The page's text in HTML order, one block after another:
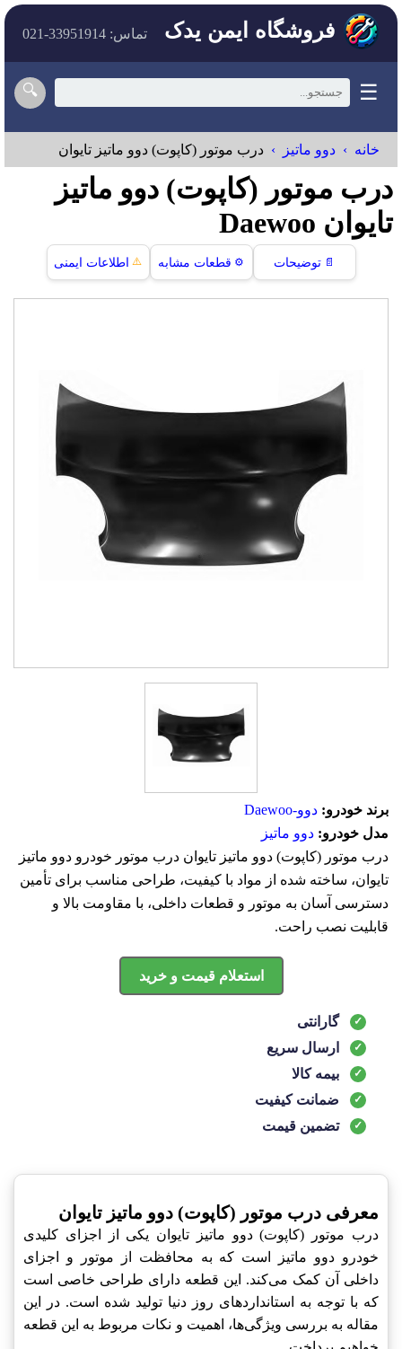
فروشگاه ایمن یدک تماس: 33951914-021
☰
🔍
خانه دوو ماتیز درب موتور (کاپوت) دوو ماتیز تایوان
درب موتور (کاپوت) دوو ماتیز
تایوان Daewoo
📄 توضیحات ⚙️ قطعات مشابه ⚠️ اطلاعات ایمنی
برند خودرو: دوو-Daewoo
مدل خودرو: دوو ماتیز
درب موتور (کاپوت) دوو ماتیز تایوان درب موتور خودرو دوو ماتیز
تایوان، ساخته شده از مواد با کیفیت، طراحی مناسب برای تأمین
دسترسی آسان به موتور و قطعات داخلی، با مقاومت بالا و
قابلیت نصب راحت.
استعلام قیمت و خرید
گارانتی
ارسال سریع
بیمه کالا
ضمانت کیفیت
تضمین قیمت
معرفی درب موتور (کاپوت) دوو ماتیز تایوان
درب موتور (کاپوت) دوو ماتیز تایوان یکی از اجزای کلیدی
خودرو دوو ماتیز است که به محافظت از موتور و اجزای
داخلی آن کمک می‌کند. این قطعه دارای طراحی خاصی است
که با توجه به استانداردهای روز دنیا تولید شده است. در این
مقاله به بررسی ویژگی‌ها، اهمیت و نکات مربوط به این قطعه